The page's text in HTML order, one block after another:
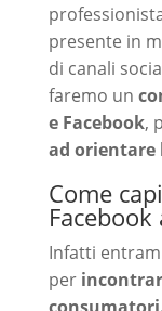
presente in
di canali
faremo un
e Facebook,
ad orientare
Come
Infatti
per